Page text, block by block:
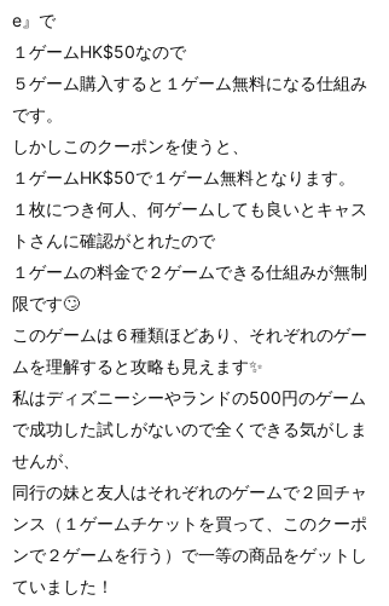
e』で
１ゲームHK$50なので
５ゲーム購入すると１ゲーム無料になる仕組み
です。
しかしこのクーポンを使うと、
１ゲームHK$50で１ゲーム無料となります。
１枚につき何人、何ゲームしても良いとキャス
トさんに確認がとれたので
１ゲームの料金で２ゲームできる仕組みが無制
限です🙄
このゲームは６種類ほどあり、それぞれのゲー
ムを理解すると攻略も見えます✨
私はディズニーシーやランドの500円のゲーム
で成功した試しがないので全くできる気がしま
せんが、
同行の妹と友人はそれぞれのゲームで２回チャ
ンス（１ゲームチケットを買って、このクーポ
ンで２ゲームを行う）で一等の商品をゲットし
ていました！